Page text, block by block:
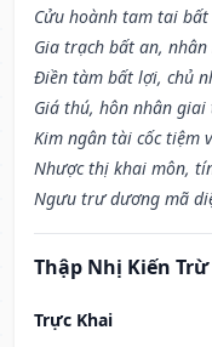
Cửu hoành tam tai
Gia trạch bất an,
Điền tàm bất lợi, chủ
Giá thú, hôn nhân giai
Kim ngân tài cốc tiệm
Nhược thị khai môn,
Ngưu trư dương mã
Thập Nhị Kiến Trừ
Trực Khai